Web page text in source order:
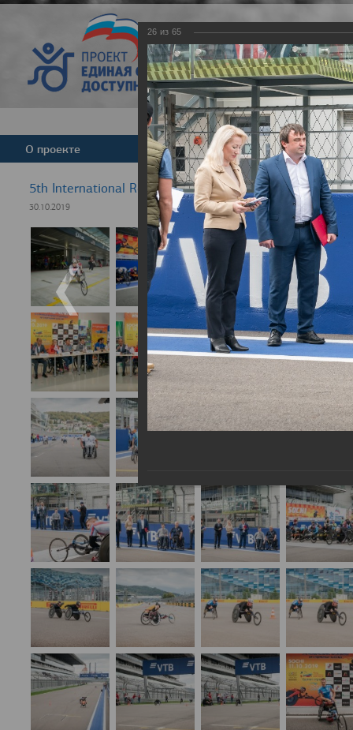
Версия для
О проекте Команда Новости
5th International Rezept-Sport Wheelchair Half
30.10.2019
26 из 65